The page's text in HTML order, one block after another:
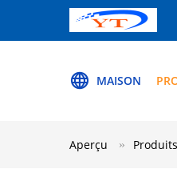
MAISON
Aperçu Produits